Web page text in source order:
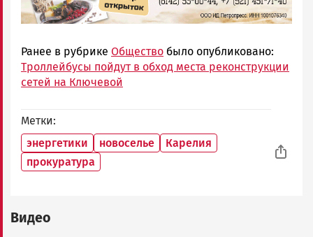
Ранее в рубрике Общество было опубликовано:
Троллейбусы пойдут в обход места реконструкции
сетей на Ключевой
Метки
энергетики
новоселье
Карелия
прокуратура
Видео